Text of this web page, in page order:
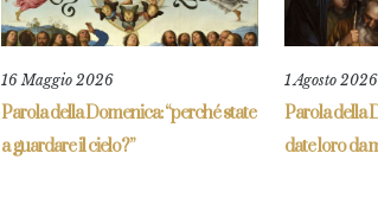
16 Maggio 2026
Parola della Domenica: “perché state
a guardare il cielo?”
1 Agosto 2026
Parola della
date loro da